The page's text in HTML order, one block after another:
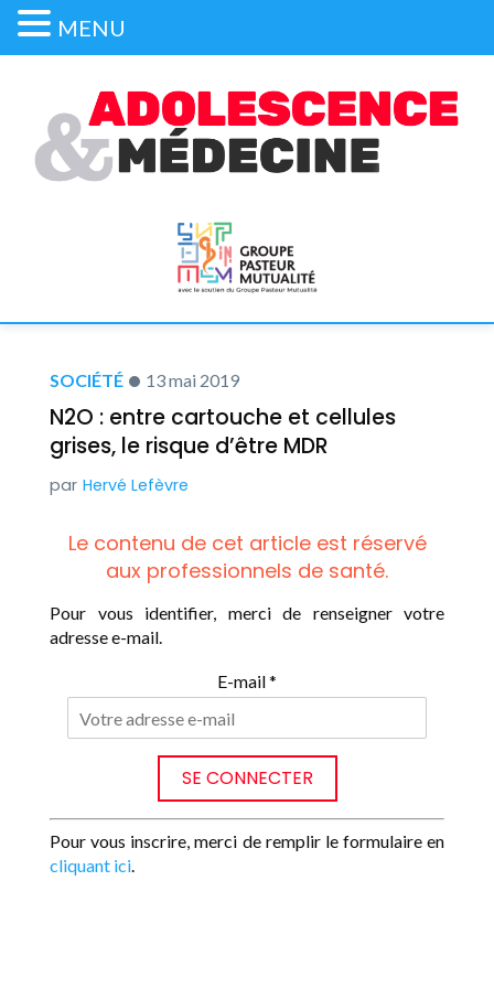
SOCIÉTÉ 13 mai 2019
N2O : entre cartouche et cellules
grises, le risque d’être MDR
Hervé Lefèvre
Le contenu de cet article est réservé
aux professionnels de santé.
Pour vous identifier, merci de renseigner votre
adresse e-mail.
E-mail *
Pour vous inscrire, merci de remplir le formulaire en
cliquant ici.
MENU